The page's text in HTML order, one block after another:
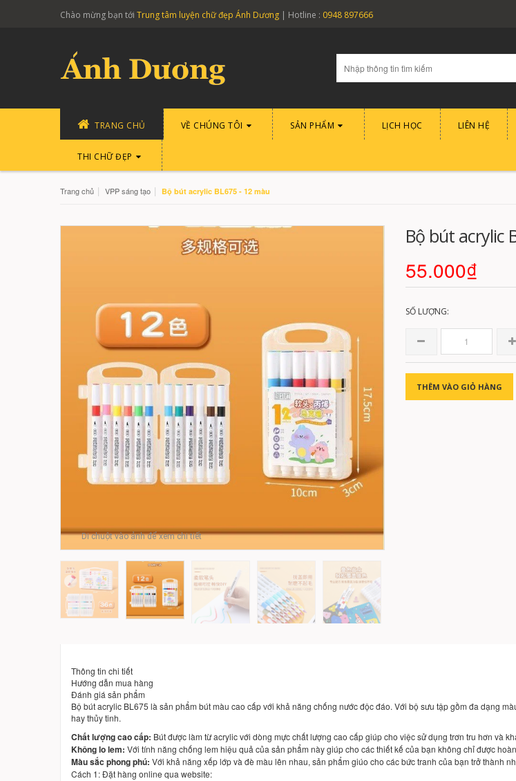
Chào mừng bạn tới Trung tâm luyện chữ đẹp Ánh Dương | Hotline : 0948 897666
TRANG CHỦ VỀ CHÚNG TÔI SẢN PHẨM LỊCH HỌC LIÊN HỆ
THI CHỮ ĐẸP
Trang chủ | VPP sáng tạo | Bộ bút acrylic BL675 - 12 màu
Di chuột vào ảnh để xem chi tiết
Bộ bút acrylic
55.000₫
SỐ LƯỢNG:
THÊM VÀO GIỎ HÀNG
Thông tin chi tiết
Hướng dẫn mua hàng
Đánh giá sản phẩm
Bộ bút acrylic BL675 là sản phẩm bút màu cao cấp với khả năng chống nước độc đáo. Với bộ sưu tập gồm đa dạng
hay thủy tinh.
Chất lượng cao cấp: Bút được làm từ acrylic với dòng mực chất lượng cao cấp giúp cho việc sử dụng trơn tru hơn và
Không lo lem: Với tính năng chống lem hiệu quả của sản phẩm này giúp cho các thiết kế của bạn không chỉ được
Màu sắc phong phú: Với khả năng xếp lớp và đè màu lên nhau, sản phẩm giúo cho các bức tranh của bạn trở thành
Cách 1: Đặt hàng online qua website: